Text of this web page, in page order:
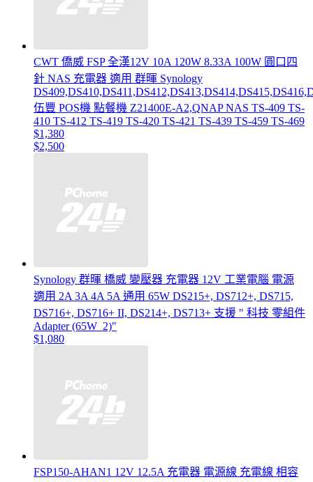
CWT 僑威 FSP 全漢12V 10A 120W 8.33A 100W 圓口四
針 NAS 充電器 適用 群暉 Synology
伍豐 POS機 點餐機 Z21400E-A2,QNAP NAS TS-409 TS-
410 TS-412 TS-419 TS-420 TS-421 TS-439 TS-459 TS-469
$1,380
$2,500
Synology 群暉 橋威 變壓器 充電器 12V 工業電腦 電源
適用 2A 3A 4A 5A 通用 65W DS215+, DS712+, DS715,
DS716+, DS716+ II, DS214+, DS713+ 支援 " 科技 零組件
Adapter (65W_2)"
$1,080
FSP150-AHAN1 12V 12.5A 充電器 電源線 充電線 相容